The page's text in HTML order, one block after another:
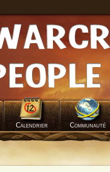
Calendrier Communauté